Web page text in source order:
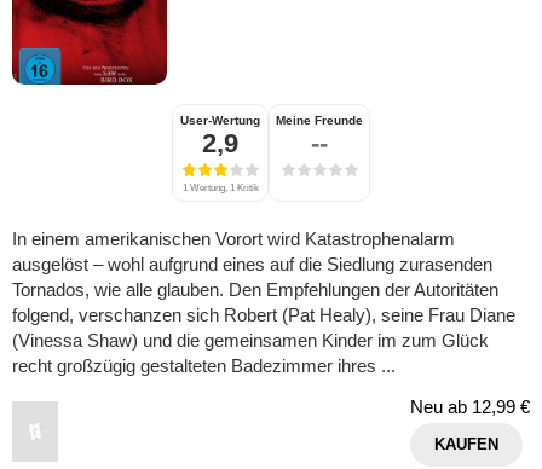
User-Wertung
2,9
1 Wertung, 1 Kritik
Meine Freunde
--
In einem amerikanischen Vorort wird Katastrophenalarm
ausgelöst – wohl aufgrund eines auf die Siedlung zurasenden
Tornados, wie alle glauben. Den Empfehlungen der Autoritäten
folgend, verschanzen sich Robert (Pat Healy), seine Frau Diane
(Vinessa Shaw) und die gemeinsamen Kinder im zum Glück
recht großzügig gestalteten Badezimmer ihres ...
Neu ab 12,99 €
KAUFEN